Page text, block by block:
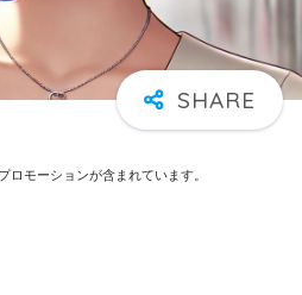
モーションが含まれています。